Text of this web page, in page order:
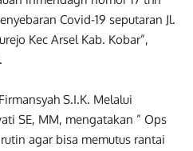
Covid-19 seputaran Jl.
Kec Arsel Kab. Kobar”,
S.I.K. Melalui
SE, MM, mengatakan ” Ops
agar bisa memutus rantai